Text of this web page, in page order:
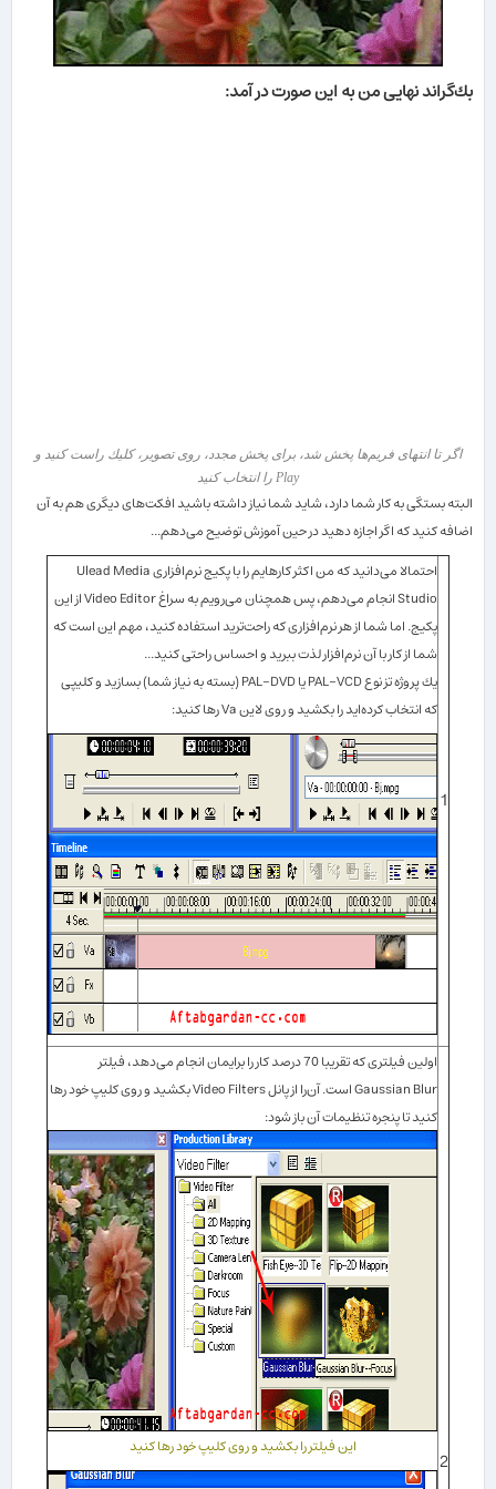
بك‌گراند نهایی من به این صورت در آمد:
اگر تا انتهای فریم‌ها پخش شد، برای پخش مجدد، روی تصویر، كلیك راست كنید و
Play را انتخاب كنید
البته بستگی به كار شما دارد، شاید شما نیاز داشته باشید افكت‌های دیگری هم به آن
اضافه كنید كه اگر اجازه دهید در حین آموزش توضیح می‌دهم...
1
احتمالا می‌دانید كه من اكثر كارهایم را با پكیج نرم‌افزاری Ulead Media
Studio انجام می‌دهم، پس همچنان می‌رویم به سراغ Video Editor از این
پكیج. اما شما از هر نرم‌افزاری كه راحت‌ترید استفاده كنید، مهم این است كه
شما از كار با آن نرم‌افزار لذت ببرید و احساس راحتی كنید...
یك پروژه تز نوع PAL-VCD یا PAL-DVD (بسته به نیاز شما) بسازید و كلیپی
كه انتخاب كرده‌اید را بكشید و روی لاین Va رها كنید:
2
اولین فیلتری كه تقریبا 70 درصد كار را برایمان انجام می‌دهد، فیلتر
GaussianBlur است. آن‌را از پانلVideo Filtersبكشید و روی كلیپ خود رها
كنید تا پنجره تنظیمات آن باز شود:
این فیلتر را بكشید و روی كلیپ خود رها كنید